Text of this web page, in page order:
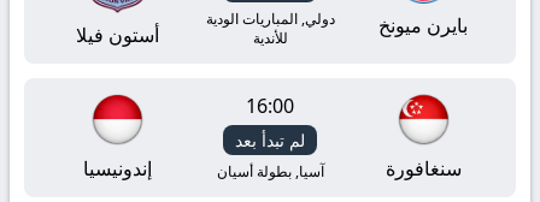
مباريات
بايرن ميونخ
دولي, المباريات الودية
للأندية
أستون فيلا
سنغافورة
16:00
لم تبدأ بعد
آسيا, بطولة أسيان إندونيسيا